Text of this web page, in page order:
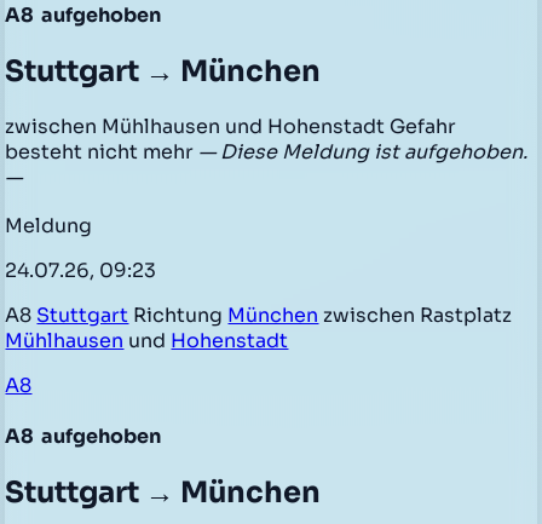
A8 aufgehoben
Stuttgart → München
zwischen Mühlhausen und Hohenstadt Gefahr
besteht nicht mehr — Diese Meldung ist aufgehoben.
—
Meldung
24.07.26, 09:23
A8 Stuttgart Richtung München zwischen Rastplatz
Mühlhausen und Hohenstadt
A8
A8 aufgehoben
Stuttgart → München